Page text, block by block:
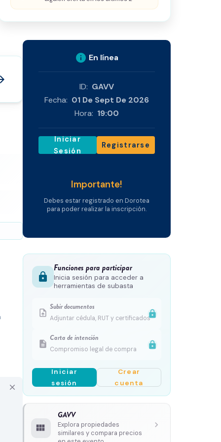
close
info En línea
ID: GAVV
Fecha: 01 De Sept De 2026
Hora: 19:00
Iniciar
Sesión
Registrarse
Importante!
Debes estar registrado en Dorotea
para poder realizar la inscripción.
lock
Funciones para participar
Inicia sesión para acceder a
herramientas de subasta
upload_file
Subir documentos
Adjuntar cédula, RUT y certificadoslock
description
Carta de intención
Compromiso legal de compra lock
Iniciar
sesión
Crear
cuenta
view_module
GAVV
Explora propiedades
similares y compara precios
chevron_right